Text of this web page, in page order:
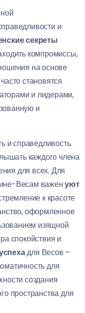
и
секреты
компромиссы,
на основе
становятся
и лидерами,
и
и справедливость.
каждого члена
для всех. Для
Весам важенуют
к красоте
оформленное
изящной
спокойствия и
для Весов –
для
создания
пространства для